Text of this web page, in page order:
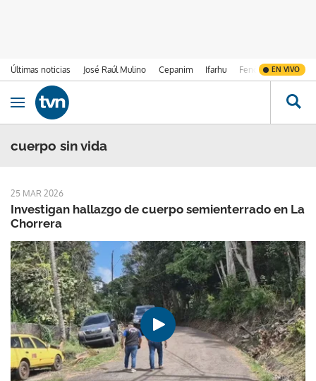
Últimas noticias José Raúl Mulino Cepanim Ifarhu Fenómeno de El
EN VIVO
Ir al contenido
Obrir navegació
cuerpo sin vida
25 MAR 2026
Investigan hallazgo de cuerpo semienterrado en La
Chorrera